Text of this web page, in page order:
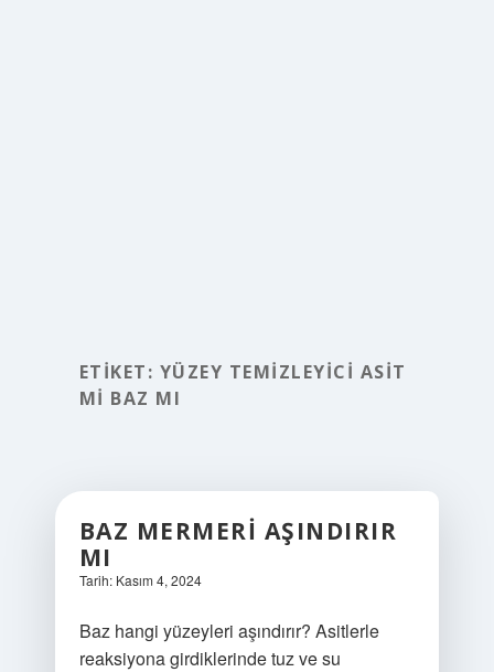
ETIKET: YÜZEY TEMIZLEYICI ASIT
MI BAZ MI
BAZ MERMERI AŞINDIRIR
MI
Tarih: Kasım 4, 2024
Baz hangi yüzeyleri aşındırır? Asitlerle
reaksiyona girdiklerinde tuz ve su